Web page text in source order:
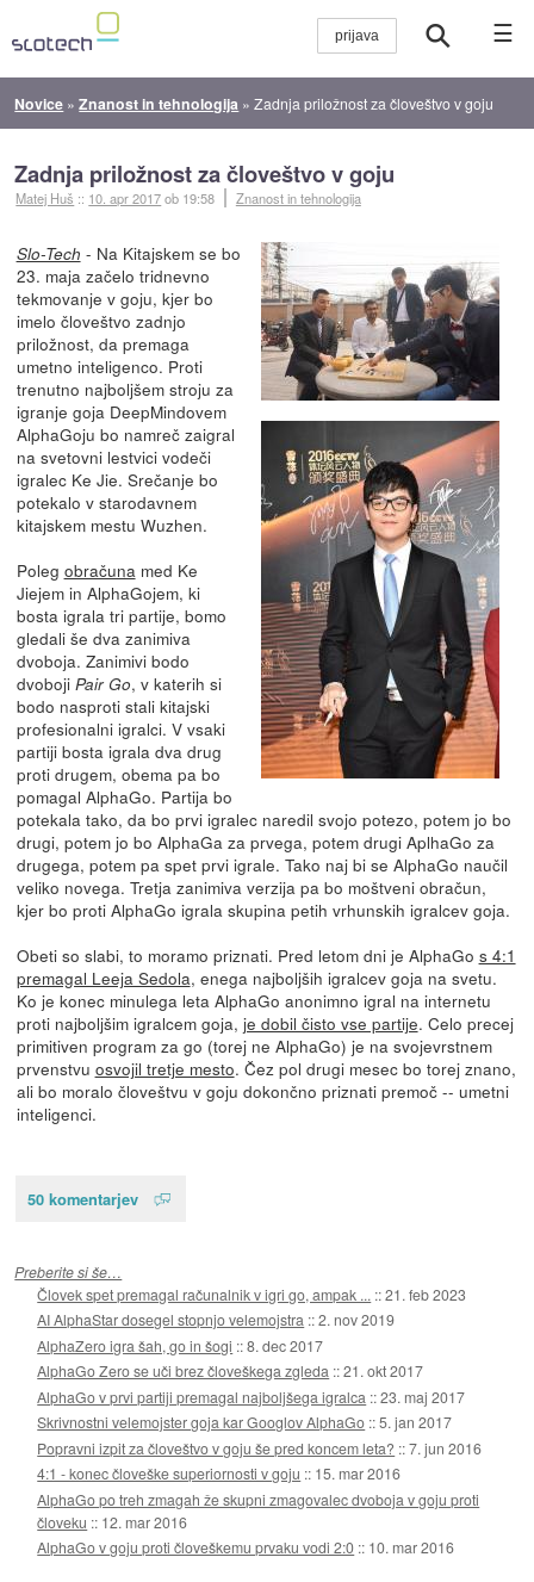
☰
Novice »Znanost in tehnologija »Zadnja priložnost za človeštvo v goju
Zadnja priložnost za človeštvo v goju
Matej Huš :: 10. apr 2017ob 19:58 Znanost in tehnologija
Slo-Tech - Na Kitajskem se bo
23. maja začelo tridnevno
tekmovanje v goju, kjer bo
imelo človeštvo zadnjo
priložnost, da premaga
umetno inteligenco. Proti
trenutno najboljšem stroju za
igranje goja DeepMindovem
AlphaGoju bo namreč zaigral
na svetovni lestvici vodeči
igralec Ke Jie. Srečanje bo
potekalo v starodavnem
kitajskem mestu Wuzhen.
Poleg obračuna med Ke
Jiejem in AlphaGojem, ki
bosta igrala tri partije, bomo
gledali še dva zanimiva
dvoboja. Zanimivi bodo
dvoboji Pair Go, v katerih si
bodo nasproti stali kitajski
profesionalni igralci. V vsaki
partiji bosta igrala dva drug
proti drugem, obema pa bo
pomagal AlphaGo. Partija bo
potekala tako, da bo prvi igralec naredil svojo potezo, potem jo bo
drugi, potem jo bo AlphaGa za prvega, potem drugi AplhaGo za
drugega, potem pa spet prvi igrale. Tako naj bi se AlphaGo naučil
veliko novega. Tretja zanimiva verzija pa bo moštveni obračun,
kjer bo proti AlphaGo igrala skupina petih vrhunskih igralcev goja.
Obeti so slabi, to moramo priznati. Pred letom dni je AlphaGo s 4:1
premagal Leeja Sedola, enega najboljših igralcev goja na svetu.
Ko je konec minulega leta AlphaGo anonimno igral na internetu
proti najboljšim igralcem goja, je dobil čisto vse partije. Celo precej
primitiven program za go (torej ne AlphaGo) je na svojevrstnem
prvenstvu osvojil tretje mesto. Čez pol drugi mesec bo torej znano,
ali bo moralo človeštvu v goju dokončno priznati premoč -- umetni
inteligenci.
50 komentarjev
Preberite si še…
Človek spet premagal računalnik v igri go, ampak ... ::21. feb 2023
AI AlphaStar dosegel stopnjo velemojstra ::2. nov 2019
AlphaZero igra šah, go in šogi ::8. dec 2017
AlphaGo Zero se uči brez človeškega zgleda ::21. okt 2017
AlphaGo v prvi partiji premagal najboljšega igralca ::23. maj 2017
Skrivnostni velemojster goja kar Googlov AlphaGo ::5. jan 2017
Popravni izpit za človeštvo v goju še pred koncem leta? ::7. jun 2016
4:1 - konec človeške superiornosti v goju :: 15. mar 2016
AlphaGo po treh zmagah že skupni zmagovalec dvoboja v goju proti
človeku :: 12. mar 2016
AlphaGo v goju proti človeškemu prvaku vodi 2:0 :: 10. mar 2016